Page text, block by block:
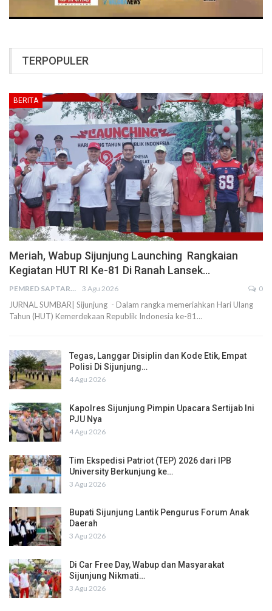
TERPOPULER
BERITA
Meriah, Wabup Sijunjung Launching Rangkaian
Kegiatan HUT RI Ke-81 Di Ranah Lansek…
PEMRED SAPTARIUS 3 Agu 2026 0
JURNAL SUMBAR| Sijunjung - Dalam rangka memeriahkan Hari Ulang
Tahun (HUT) Kemerdekaan Republik Indonesia ke-81…
Tegas, Langgar Disiplin dan Kode Etik, Empat
Polisi Di Sijunjung…
4 Agu 2026
Kapolres Sijunjung Pimpin Upacara Sertijab Ini
PJU Nya
4 Agu 2026
Tim Ekspedisi Patriot (TEP) 2026 dari IPB
University Berkunjung ke…
3 Agu 2026
Bupati Sijunjung Lantik Pengurus Forum Anak
Daerah
3 Agu 2026
Di Car Free Day, Wabup dan Masyarakat
Sijunjung Nikmati…
3 Agu 2026